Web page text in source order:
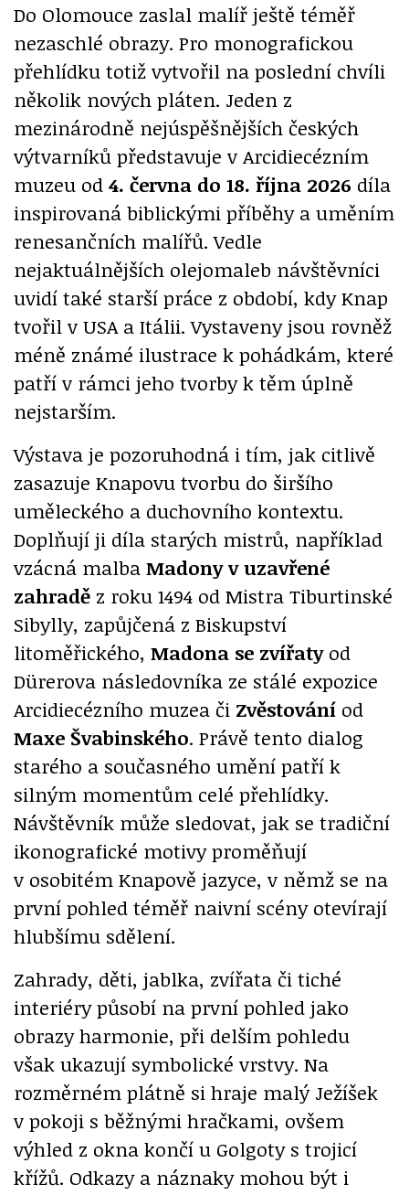
Do Olomouce zaslal malíř ještě téměř
nezaschlé obrazy. Pro monografickou
přehlídku totiž vytvořil na poslední chvíli
několik nových pláten. Jeden z
mezinárodně nejúspěšnějších českých
výtvarníků představuje v Arcidiecézním
muzeu od 4. června do 18. října 2026 díla
inspirovaná biblickými příběhy a uměním
renesančních malířů. Vedle
nejaktuálnějších olejomaleb návštěvníci
uvidí také starší práce z období, kdy Knap
tvořil v USA a Itálii. Vystaveny jsou rovněž
méně známé ilustrace k pohádkám, které
patří v rámci jeho tvorby k těm úplně
nejstarším.
Výstava je pozoruhodná i tím, jak citlivě
zasazuje Knapovu tvorbu do širšího
uměleckého a duchovního kontextu.
Doplňují ji díla starých mistrů, například
vzácná malba Madony v uzavřené
zahradě z roku 1494 od Mistra Tiburtinské
Sibylly, zapůjčená z Biskupství
litoměřického, Madona se zvířatyod
Dürerova následovníka ze stálé expozice
Arcidiecézního muzea či Zvěstování od
Maxe Švabinského. Právě tento dialog
starého a současného umění patří k
silným momentům celé přehlídky.
Návštěvník může sledovat, jak se tradiční
ikonografické motivy proměňují
v osobitém Knapově jazyce, v němž se na
první pohled téměř naivní scény otevírají
hlubšímu sdělení.
Zahrady, děti, jablka, zvířata či tiché
interiéry působí na první pohled jako
obrazy harmonie, při delším pohledu
však ukazují symbolické vrstvy. Na
rozměrném plátně si hraje malý Ježíšek
v pokoji s běžnými hračkami, ovšem
výhled z okna končí u Golgoty s trojicí
křížů. Odkazy a náznaky mohou být i